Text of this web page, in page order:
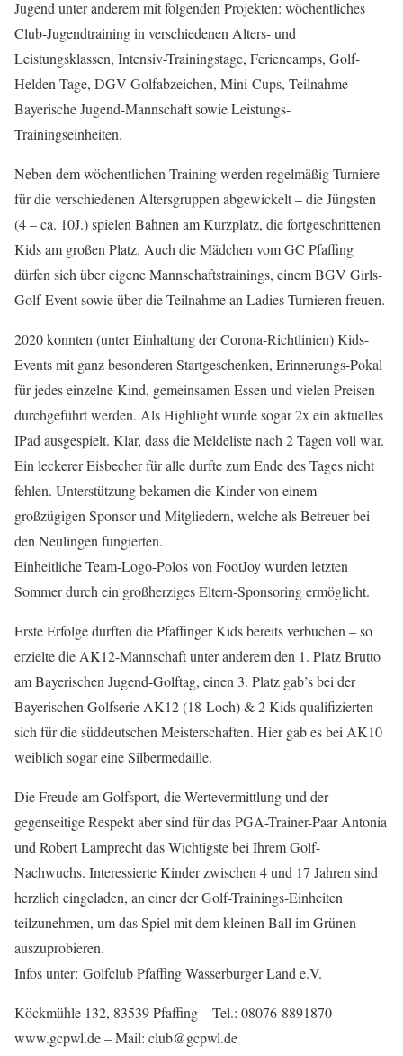
Jugend unter anderem mit folgenden Projekten: wöchentliches
Club-Jugendtraining in verschiedenen Alters- und
Leistungsklassen, Intensiv-Trainingstage, Feriencamps, Golf-
Helden-Tage, DGV Golfabzeichen, Mini-Cups, Teilnahme
Bayerische Jugend-Mannschaft sowie Leistungs-
Trainingseinheiten.
Neben dem wöchentlichen Training werden regelmäßig Turniere
für die verschiedenen Altersgruppen abgewickelt – die Jüngsten
(4 – ca. 10J.) spielen Bahnen am Kurzplatz, die fortgeschrittenen
Kids am großen Platz. Auch die Mädchen vom GC Pfaffing
dürfen sich über eigene Mannschaftstrainings, einem BGV Girls-
Golf-Event sowie über die Teilnahme an Ladies Turnieren freuen.
2020 konnten (unter Einhaltung der Corona-Richtlinien) Kids-
Events mit ganz besonderen Startgeschenken, Erinnerungs-Pokal
für jedes einzelne Kind, gemeinsamen Essen und vielen Preisen
durchgeführt werden. Als Highlight wurde sogar 2x ein aktuelles
IPad ausgespielt. Klar, dass die Meldeliste nach 2 Tagen voll war.
Ein leckerer Eisbecher für alle durfte zum Ende des Tages nicht
fehlen. Unterstützung bekamen die Kinder von einem
großzügigen Sponsor und Mitgliedern, welche als Betreuer bei
den Neulingen fungierten.
Einheitliche Team-Logo-Polos von FootJoy wurden letzten
Sommer durch ein großherziges Eltern-Sponsoring ermöglicht.
Erste Erfolge durften die Pfaffinger Kids bereits verbuchen – so
erzielte die AK12-Mannschaft unter anderem den 1. Platz Brutto
am Bayerischen Jugend-Golftag, einen 3. Platz gab’s bei der
Bayerischen Golfserie AK12 (18-Loch) & 2 Kids qualifizierten
sich für die süddeutschen Meisterschaften. Hier gab es bei AK10
weiblich sogar eine Silbermedaille.
Die Freude am Golfsport, die Wertevermittlung und der
gegenseitige Respekt aber sind für das PGA-Trainer-Paar Antonia
und Robert Lamprecht das Wichtigste bei Ihrem Golf-
Nachwuchs. Interessierte Kinder zwischen 4 und 17 Jahren sind
herzlich eingeladen, an einer der Golf-Trainings-Einheiten
teilzunehmen, um das Spiel mit dem kleinen Ball im Grünen
auszuprobieren.
Infos unter: Golfclub Pfaffing Wasserburger Land e.V.
Köckmühle 132, 83539 Pfaffing – Tel.: 08076-8891870 –
www.gcpwl.de – Mail: club@gcpwl.de